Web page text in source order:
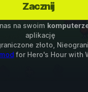
Zacznij
na swoim
aplikację
złoto,
for Hero's Hourwith